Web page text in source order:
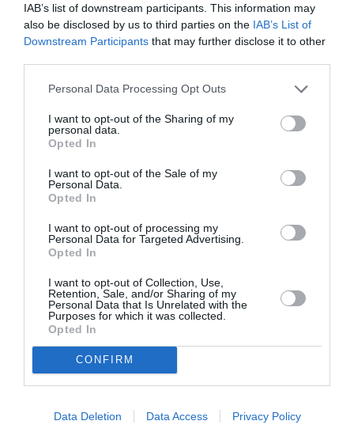
IAB’s list of downstream participants. This information may
also be disclosed by us to third parties on the IAB’s List of
Downstream Participants that may further disclose it to other
Personal Data Processing Opt Outs
I want to opt-out of the Sharing of my
personal data.
Opted In
I want to opt-out of the Sale of my
Personal Data.
Opted In
I want to opt-out of processing my
Personal Data for Targeted Advertising.
Opted In
I want to opt-out of Collection, Use,
Retention, Sale, and/or Sharing of my
Personal Data that Is Unrelated with the
Purposes for which it was collected.
Opted In
CONFIRM
Data Deletion Data Access Privacy Policy